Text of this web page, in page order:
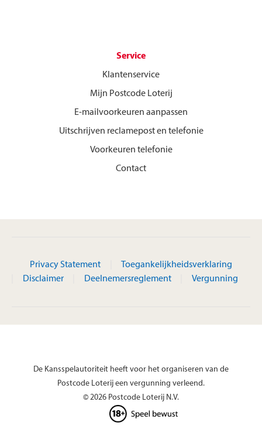
Service
Klantenservice
Mijn Postcode Loterij
E-mailvoorkeuren aanpassen
Uitschrijven reclamepost en telefonie
Voorkeuren telefonie
Contact
Privacy Statement
Toegankelijkheidsverklaring
Disclaimer
Deelnemersreglement Vergunning
De Kansspelautoriteit heeft voor het organiseren van de
Postcode Loterij een vergunning verleend.
© 2026 Postcode Loterij N.V.